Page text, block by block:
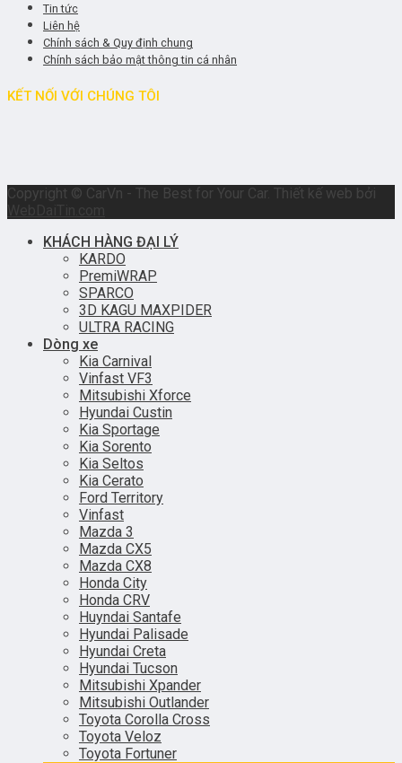
Tin tức
Liên hệ
Chính sách & Quy định chung
Chính sách bảo mật thông tin cá nhân
KẾT NỐI VỚI CHÚNG TÔI
Copyright © CarVn - The Best for Your Car. Thiết kế web bởi
WebDaiTin.com
KHÁCH HÀNG ĐẠI LÝ
KARDO
PremiWRAP
SPARCO
3D KAGU MAXPIDER
ULTRA RACING
Dòng xe
Kia Carnival
Vinfast VF3
Mitsubishi Xforce
Hyundai Custin
Kia Sportage
Kia Sorento
Kia Seltos
Kia Cerato
Ford Territory
Vinfast
Mazda 3
Mazda CX5
Mazda CX8
Honda City
Honda CRV
Huyndai Santafe
Hyundai Palisade
Hyundai Creta
Hyundai Tucson
Mitsubishi Xpander
Mitsubishi Outlander
Toyota Corolla Cross
Toyota Veloz
Toyota Fortuner